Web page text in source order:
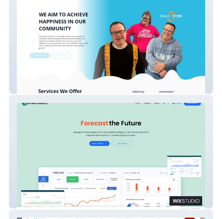
Green Marketing